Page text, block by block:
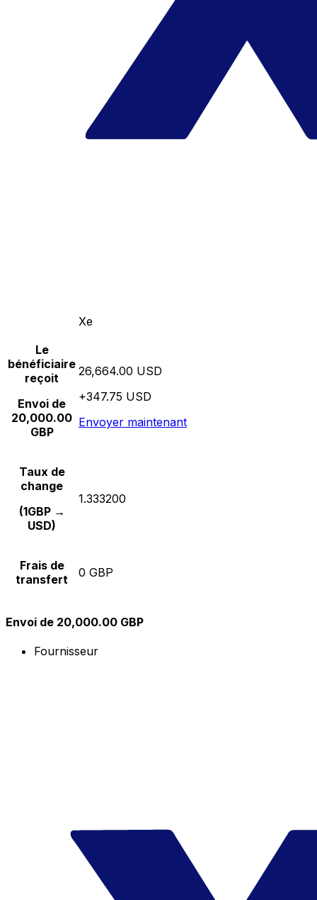
Xe
Le
bénéficiaire
reçoit
Envoi de
20,000.00
GBP
26,664.00 USD
+347.75 USD
Envoyer maintenant
Taux de
change
(1GBP →
USD)
1.333200
Frais de
transfert
0 GBP
Envoi de 20,000.00 GBP
Fournisseur